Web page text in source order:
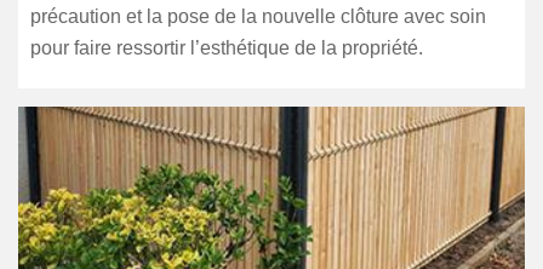
précaution et la pose de la nouvelle clôture avec soin
pour faire ressortir l’esthétique de la propriété.